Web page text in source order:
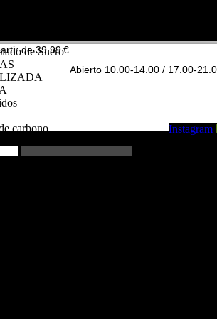
de Suero
carbono
de 39,99 €
Abierto 10.00-14.00 / 17.00-
Instagram